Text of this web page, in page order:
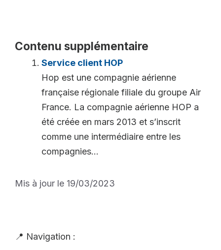
Contenu supplémentaire
Service client HOP
Hop est une compagnie aérienne
française régionale filiale du groupe Air
France. La compagnie aérienne HOP a
été créée en mars 2013 et s’inscrit
comme une intermédiaire entre les
compagnies...
Mis à jour le 19/03/2023
📍 Navigation :